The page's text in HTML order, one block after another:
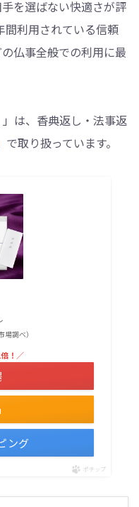
を選ばない快適さが評
間利用されている信頼
仏事全般での利用に最
は、香典返し・法事返
で取り扱っています。
調べ）
！／
ング
ポチップ